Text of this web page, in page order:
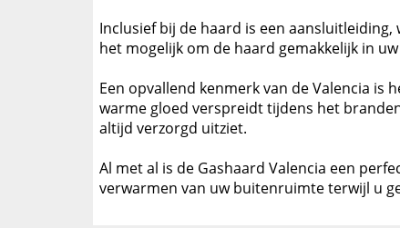
Inclusief bij de haard is een
het mogelijk om de haard gemakkelijk in
Een opvallend kenmerk van de Valencia is
warme gloed verspreidt tijdens het
altijd verzorgd uitziet.
Al met al is de Gashaard Valencia een
verwarmen van uw buitenruimte terwijl u